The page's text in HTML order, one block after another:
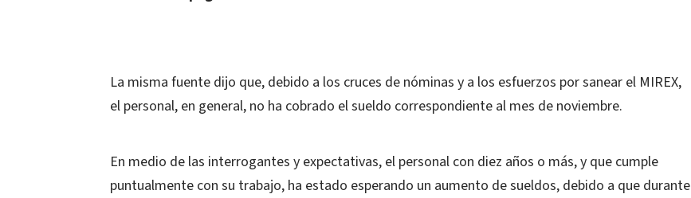
La misma fuente dijo que, debido a los cruces de nóminas y a los esfuerzos por sanear el MIREX,
el personal, en general, no ha cobrado el sueldo correspondiente al mes de noviembre.
En medio de las interrogantes y expectativas, el personal con diez años o más, y que cumple
puntualmente con su trabajo, ha estado esperando un aumento de sueldos, debido a que durante